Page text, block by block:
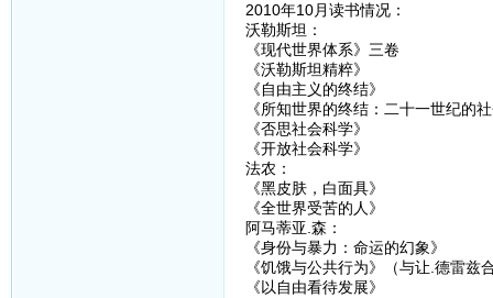
2010年10月读书情况：
沃勒斯坦：
《现代世界体系》三卷
《沃勒斯坦精粹》
《自由主义的终结》
《所知世界的终结：二十一世纪的
《否思社会科学》
《开放社会科学》
法农：
《黑皮肤，白面具》
《全世界受苦的人》
阿马蒂亚.森：
《身份与暴力：命运的幻象》
《饥饿与公共行为》（与让.德雷兹
《以自由看待发展》